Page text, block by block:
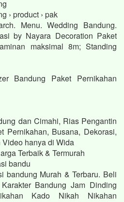
› product › pak
Menu. Wedding Bandung.
by Nayara Decoration Paket
maksimal 8m; Standing
Bandung Paket Pernikahan
dan Cimahi, Rias Pengantin
Pernikahan, Busana, Dekorasi,
hanya di Wida
Terbaik & Termurah
bandu
bandung Murah & Terbaru. Beli
Bandung Jam Dinding
Kado Nikah Nikahan